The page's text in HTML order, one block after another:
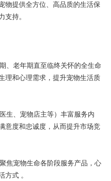
物提供全方位、高品质的生活保
支持。
、老年期直至临终关怀的全生命
理和心理需求，提升宠物生活质
生、宠物店主等）丰富服务内
意度和忠诚度，从而提升市场竞
焦宠物生命各阶段服务产品，心
方式 。